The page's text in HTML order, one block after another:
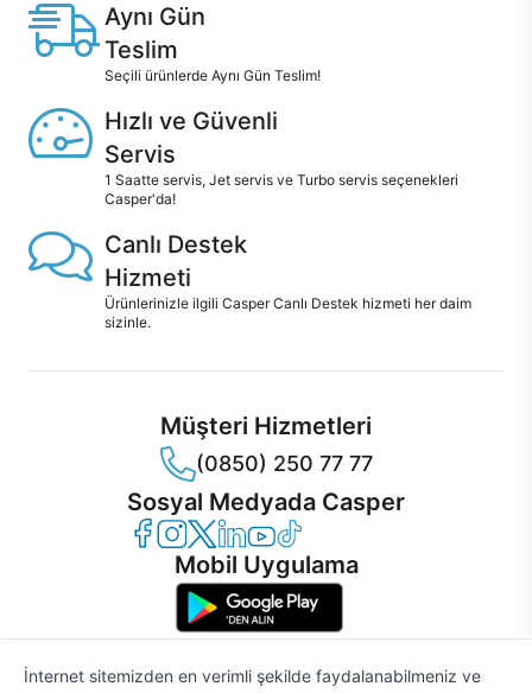
Aynı Gün
Teslim
Seçili ürünlerde Aynı Gün Teslim!
Hızlı ve Güvenli
Servis
1 Saatte servis, Jet servis ve Turbo servis seçenekleri
Casper'da!
Canlı Destek
Hizmeti
Ürünlerinizle ilgili Casper Canlı Destek hizmeti her daim
sizinle.
Müşteri Hizmetleri
(0850) 250 77 77
Sosyal Medyada Casper
Casper Facebook
Casper Instagram
Casper Twitter
Casper LinkedIn
Casper YouTube
Casper TikTok
Mobil Uygulama
İnternet sitemizden en verimli şekilde faydalanabilmeniz ve